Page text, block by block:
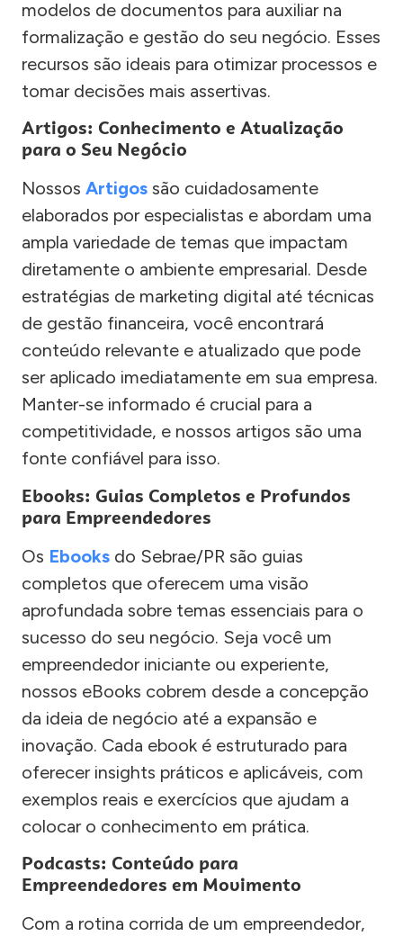
modelos de documentos para auxiliar na
formalização e gestão do seu negócio. Esses
recursos são ideais para otimizar processos e
tomar decisões mais assertivas.
Artigos: Conhecimento e Atualização
para o Seu Negócio
Nossos Artigos são cuidadosamente
elaborados por especialistas e abordam uma
ampla variedade de temas que impactam
diretamente o ambiente empresarial. Desde
estratégias de marketing digital até técnicas
de gestão financeira, você encontrará
conteúdo relevante e atualizado que pode
ser aplicado imediatamente em sua empresa.
Manter-se informado é crucial para a
competitividade, e nossos artigos são uma
fonte confiável para isso.
Ebooks: Guias Completos e Profundos
para Empreendedores
Os Ebooks do Sebrae/PR são guias
completos que oferecem uma visão
aprofundada sobre temas essenciais para o
sucesso do seu negócio. Seja você um
empreendedor iniciante ou experiente,
nossos eBooks cobrem desde a concepção
da ideia de negócio até a expansão e
inovação. Cada ebook é estruturado para
oferecer insights práticos e aplicáveis, com
exemplos reais e exercícios que ajudam a
colocar o conhecimento em prática.
Podcasts: Conteúdo para
Empreendedores em Movimento
Com a rotina corrida de um empreendedor,